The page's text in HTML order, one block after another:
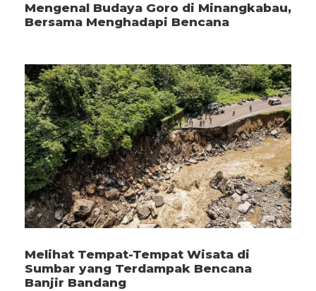
Mengenal Budaya Goro di Minangkabau,
Bersama Menghadapi Bencana
Melihat Tempat-Tempat Wisata di
Sumbar yang Terdampak Bencana
Banjir Bandang